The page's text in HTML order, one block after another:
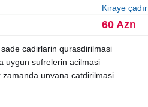
Kirayə çadır
60 Azn
cadirlarin qurasdirilmasi
uygun sufrelerin acilmasi
zamanda unvana catdirilmasi